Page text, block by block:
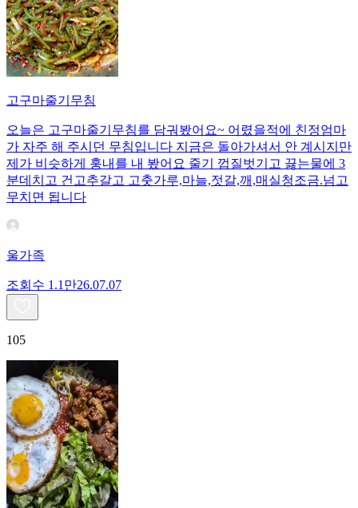
고구마줄기무침
오늘은 고구마줄기무침를 담궈봤어요~ 어렸을적에 친정엄마
가 자주 해 주시던 무침입니다 지금은 돌아가셔서 안 계시지만
제가 비슷하게 훙내를 내 봤어요 줄기 껍질벗기고 끓는물에 3
분데치고 건고추갈고 고춧가루,마늘,젓갈,깨,매실청조금.넘고
무치면 됩니다
울가족
조회수 1.1만26.07.07
105